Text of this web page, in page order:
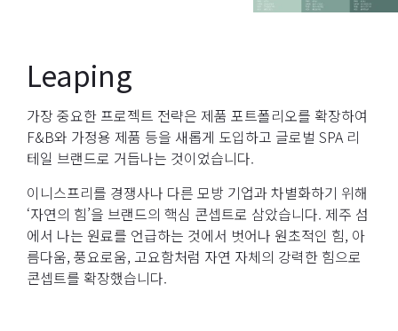
Leaping
가장 중요한 프로젝트 전략은 제품 포트폴리오를 확장하여
F&B와 가정용 제품 등을 새롭게 도입하고 글로벌 SPA 리
테일 브랜드로 거듭나는 것이었습니다.
이니스프리를 경쟁사나 다른 모방 기업과 차별화하기 위해
‘자연의 힘’을 브랜드의 핵심 콘셉트로 삼았습니다. 제주 섬
에서 나는 원료를 언급하는 것에서 벗어나 원초적인 힘, 아
름다움, 풍요로움, 고요함처럼 자연 자체의 강력한 힘으로
콘셉트를 확장했습니다.